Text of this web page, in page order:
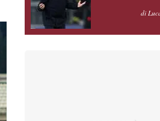
GASPERINI?di